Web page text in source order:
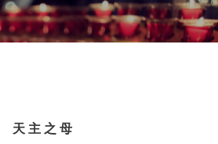
天 主 之 母